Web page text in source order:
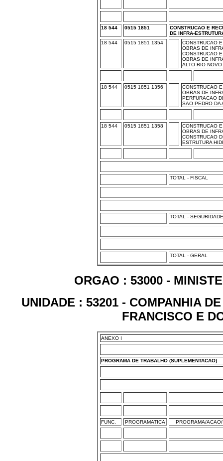
18 544 0515 1851
CONSTRUCAO E
DE INFRA-
18 544
0515 1851 1354
CONSTRUCAO
OBRAS DE
CONSTRUCAO
OBRAS DE
ALTO RIO
18 544 0515 1851 1356
CONSTRUCAO
OBRAS DE
PERFURACAO
SAO PEDRO DA
18 544 0515 1851 1358
CONSTRUCAO
OBRAS DE
CONSTRUCAO
ESTRUTURA
TOTAL - FISCAL
TOTAL - SEGURIDADE
TOTAL - GERAL
ORGAO : 53000 -
UNIDADE : 53201 - COMPANHIA
FRANCISCO E
ANEXO I
PROGRAMA DE TRABALHO (SUPLEMENTACAO)
FUNC. PROGRAMATICA PROGRAMA/